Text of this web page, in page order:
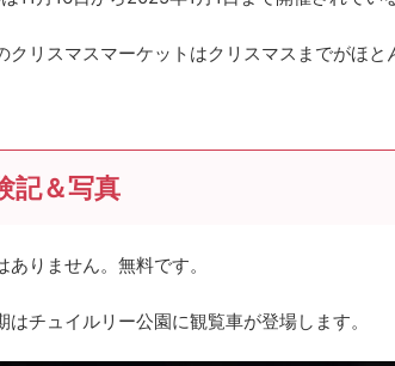
クリスマスマーケットはクリスマスまでがほ
記＆写真
ありません。無料です。
はチュイルリー公園に観覧車が登場します。